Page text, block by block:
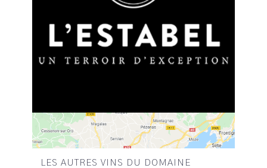
LES AUTRES VINS DU DOMAINE